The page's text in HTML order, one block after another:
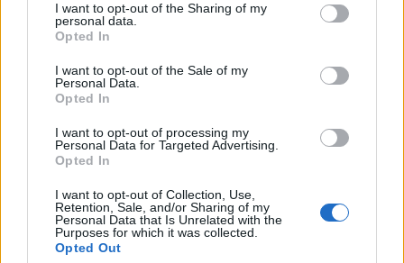
I want to opt-out of the Sharing of my
personal data.
Opted In
I want to opt-out of the Sale of my
Personal Data.
Opted In
I want to opt-out of processing my
Personal Data for Targeted Advertising.
Opted In
I want to opt-out of Collection, Use,
Retention, Sale, and/or Sharing of my
Personal Data that Is Unrelated with the
Purposes for which it was collected.
Opted Out